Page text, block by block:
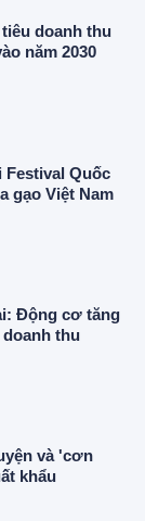
doanh thu
năm 2030
Festival Quốc
gạo Việt Nam
Động cơ tăng
thu
và 'cơn
khẩu